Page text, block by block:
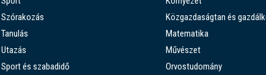
Szórakozás
Tanulás
Utazás
Sport és szabadidő
Közgazdaságtan és
Matematika
Művészet
Orvostudomány